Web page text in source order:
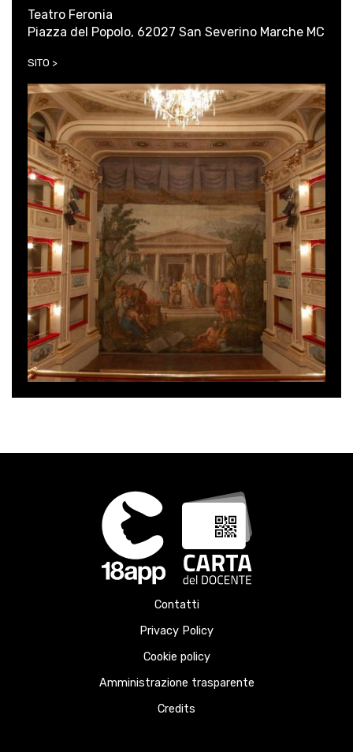
Teatro Feronia
Piazza del Popolo, 62027 San Severino Marche MC
SITO >
Contatti
Privacy Policy
Cookie policy
Amministrazione trasparente
Credits